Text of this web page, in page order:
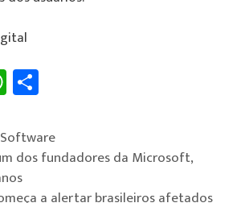
W
h
at
sA
p
e
Software
dos fundadores da Microsoft,
a alertar brasileiros afetados